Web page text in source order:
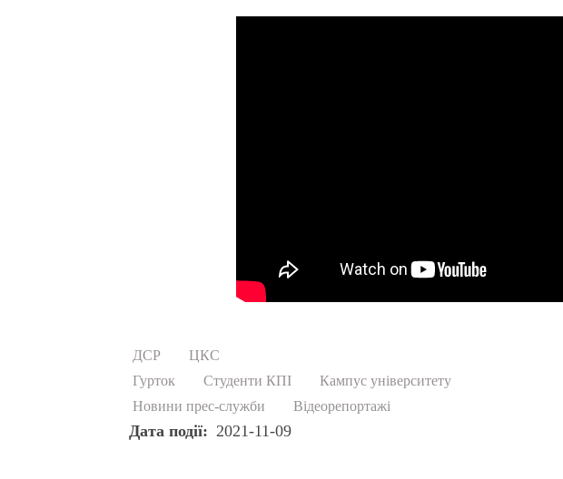
ДСР
ЦКС
Гурток
Студенти КПІ
Кампус університету
Новини прес-служби
Відеорепортажі
Дата події 2021-11-09